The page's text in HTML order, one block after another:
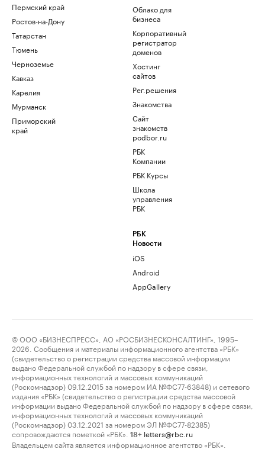
Пермский край
Ростов-на-Дону
Татарстан
Тюмень
Черноземье
Кавказ
Карелия
Мурманск
Приморский
край
Облако для
бизнеса
Корпоративный
регистратор
доменов
Хостинг
сайтов
Рег.решения
Знакомства
Сайт
знакомств
podbor.ru
РБК
Компании
РБК Курсы
Школа
управления
РБК
РБК
Новости
iOS
Android
AppGallery
© ООО «БИЗНЕСПРЕСС», АО «РОСБИЗНЕСКОНСАЛТИНГ», 1995–
2026. Сообщения и материалы информационного агентства «РБК»
(свидетельство о регистрации средства массовой информации
выдано Федеральной службой по надзору в сфере связи,
информационных технологий и массовых коммуникаций
(Роскомнадзор) 09.12.2015 за номером ИА №ФС77-63848) и сетевого
издания «РБК» (свидетельство о регистрации средства массовой
информации выдано Федеральной службой по надзору в сфере связи,
информационных технологий и массовых коммуникаций
(Роскомнадзор) 03.12.2021 за номером ЭЛ №ФС77-82385)
сопровождаются пометкой «РБК».
18+ letters@rbc.ru
Владельцем сайта является информационное агентство «РБК».